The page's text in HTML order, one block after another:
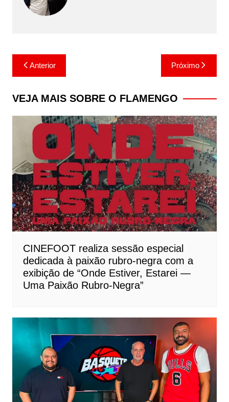
Navegação
de
Post
Anterior Próximo
VEJA MAIS SOBRE O FLAMENGO
CINEFOOT realiza sessão especial
dedicada à paixão rubro-negra com a
exibição de “Onde Estiver, Estarei —
Uma Paixão Rubro-Negra”